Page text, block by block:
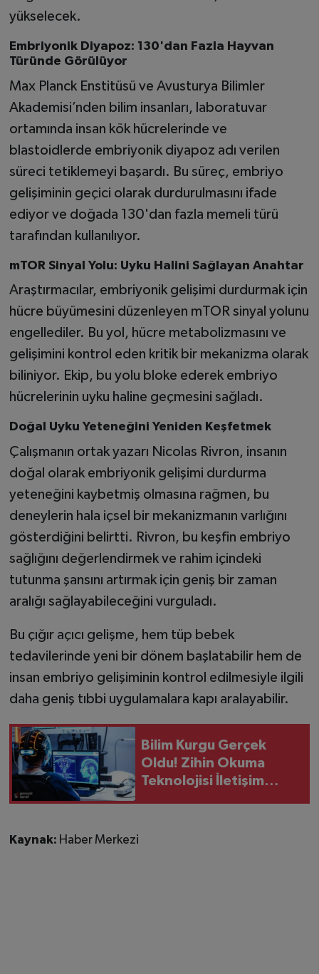
yükselecek.
Embriyonik Diyapoz: 130'dan Fazla Hayvan
Türünde Görülüyor
Max Planck Enstitüsü ve Avusturya Bilimler
Akademisi’nden bilim insanları, laboratuvar
ortamında insan kök hücrelerinde ve
blastoidlerde embriyonik diyapoz adı verilen
süreci tetiklemeyi başardı. Bu süreç, embriyo
gelişiminin geçici olarak durdurulmasını ifade
ediyor ve doğada 130'dan fazla memeli türü
tarafından kullanılıyor.
mTOR Sinyal Yolu: Uyku Halini Sağlayan Anahtar
Araştırmacılar, embriyonik gelişimi durdurmak için
hücre büyümesini düzenleyen mTOR sinyal yolunu
engellediler. Bu yol, hücre metabolizmasını ve
gelişimini kontrol eden kritik bir mekanizma olarak
biliniyor. Ekip, bu yolu bloke ederek embriyo
hücrelerinin uyku haline geçmesini sağladı.
Doğal Uyku Yeteneğini Yeniden Keşfetmek
Çalışmanın ortak yazarı Nicolas Rivron, insanın
doğal olarak embriyonik gelişimi durdurma
yeteneğini kaybetmiş olmasına rağmen, bu
deneylerin hala içsel bir mekanizmanın varlığını
gösterdiğini belirtti. Rivron, bu keşfin embriyo
sağlığını değerlendirmek ve rahim içindeki
tutunma şansını artırmak için geniş bir zaman
aralığı sağlayabileceğini vurguladı.
Bu çığır açıcı gelişme, hem tüp bebek
tedavilerinde yeni bir dönem başlatabilir hem de
insan embriyo gelişiminin kontrol edilmesiyle ilgili
daha geniş tıbbi uygulamalara kapı aralayabilir.
Bilim Kurgu Gerçek
Oldu! Zihin Okuma
Teknolojisi İletişim
Kaynak: Haber Merkezi